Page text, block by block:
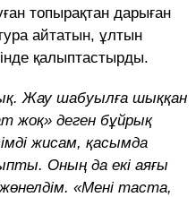
топырақтан дарыған
айтатын, ұлтын
қалыптастырды.
Жау шабуылға шыққан
жоқ» деген бұйрық
жисам, қасымда
Оның да екі аяғы
«Мені таста,